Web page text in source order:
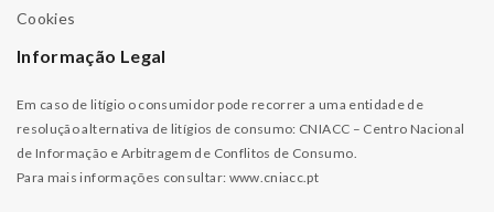
Cookies
Informação Legal
Em caso de litígio o consumidor pode recorrer a uma entidade de
resolução alternativa de litígios de consumo: CNIACC – Centro Nacional
de Informação e Arbitragem de Conflitos de Consumo.
Para mais informações consultar: www.cniacc.pt